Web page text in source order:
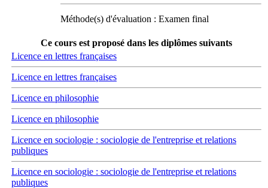
Méthode(s) d'évaluation : Examen final
Ce cours est proposé dans les diplômes suivants
Licence en lettres françaises
Licence en lettres françaises
Licence en philosophie
Licence en philosophie
Licence en sociologie : sociologie de l'entreprise et relations
publiques
Licence en sociologie : sociologie de l'entreprise et relations
publiques